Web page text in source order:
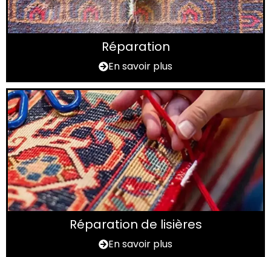
Réparation
En savoir plus
Réparation de lisières
En savoir plus